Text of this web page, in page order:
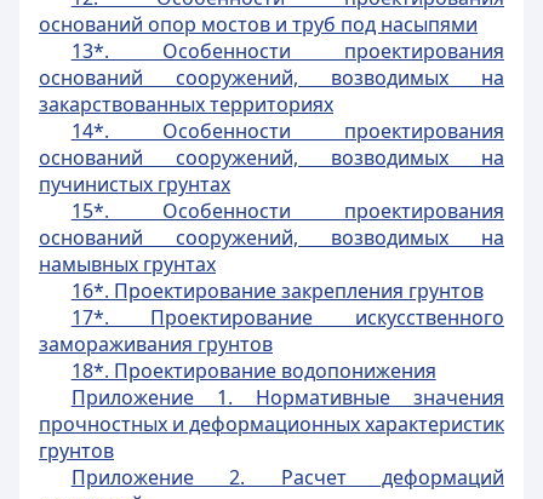
оснований опор мостов и труб под насыпями
13*. Особенности проектирования
оснований сооружений, возводимых на
закарствованных территориях
14*. Особенности проектирования
оснований сооружений, возводимых на
пучинистых грунтах
15*. Особенности проектирования
оснований сооружений, возводимых на
намывных грунтах
16*. Проектирование закрепления грунтов
17*. Проектирование искусственного
замораживания грунтов
18*. Проектирование водопонижения
Приложение 1. Нормативные значения
прочностных и деформационных характеристик
грунтов
Приложение 2. Расчет деформаций